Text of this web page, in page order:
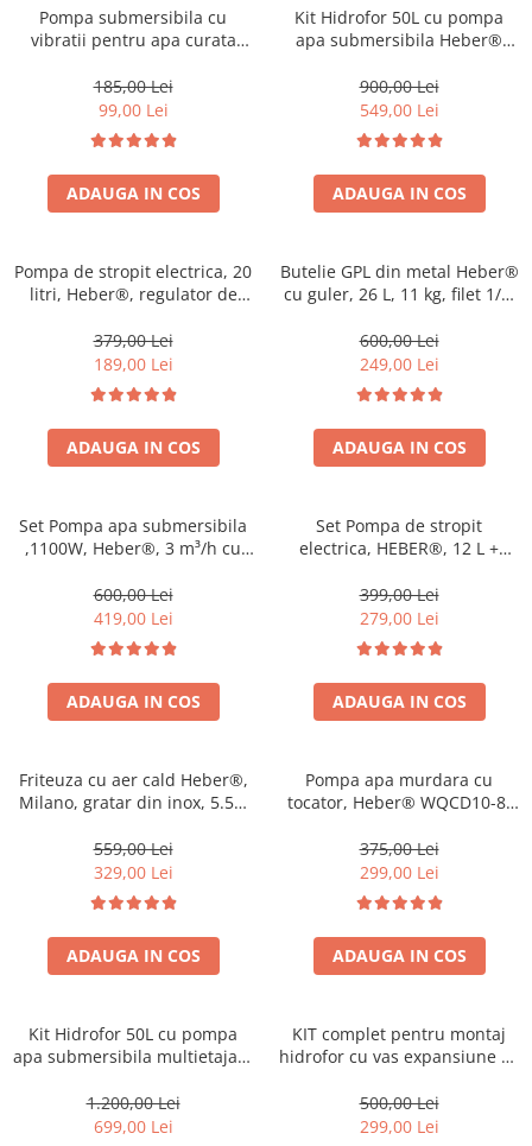
Coloane dus
Chiuvete
Baterii de bucatarie
Baterii de baie
Echipamente de lucru
Accesorii beton
Betoniere
Generatoare
Motocultoare
Produse uz casnic
Seminee electrice
Pompa submersibila cu
vibratii pentru apa curata
racordare, 18 l/min debit
maxim, 6 m adancime
absorbtie, 60 m inaltime
refulare
185,00 Lei
99,00 Lei
ADAUGA IN COS
Kit Hidrofor 50L cu pompa
apa submersibila Heber®
premium complet
900,00 Lei
549,00 Lei
ADAUGA IN COS
Pompa de stropit electrica, 20
litri, Heber®, regulator de
acumulator, 5 duze incluse
379,00 Lei
189,00 Lei
ADAUGA IN COS
Butelie GPL din metal Heber®
cu guler, 26 L, 11 kg, filet 1/2,
600,00 Lei
249,00 Lei
ADAUGA IN COS
Set Pompa apa submersibila
,1100W, Heber®, 3 m³/h cu
Inlocuieste vasul de
expansiune
600,00 Lei
419,00 Lei
ADAUGA IN COS
Set Pompa de stropit
electrica, HEBER®, 12 L +
399,00 Lei
279,00 Lei
ADAUGA IN COS
Friteuza cu aer cald Heber®,
Milano, gratar din inox, 5.5L,
termorezistenta, 8 programe,
1200W, Air fryer Gama 2025
559,00 Lei
329,00 Lei
ADAUGA IN COS
Pompa apa murdara cu
tocator, Heber® WQCD10-8-
refulare 8 m, submersibila
375,00 Lei
299,00 Lei
ADAUGA IN COS
Kit Hidrofor 50L cu pompa
apa submersibila multietajata
Sistem premium complet
1.200,00 Lei
699,00 Lei
KIT complet pentru montaj
hidrofor cu vas expansiune 50
500,00 Lei
299,00 Lei